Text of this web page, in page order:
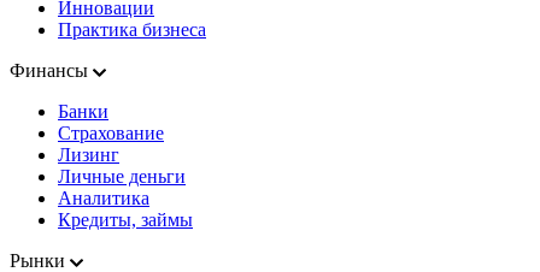
Инновации
Практика бизнеса
Финансы
Банки
Страхование
Лизинг
Личные деньги
Аналитика
Кредиты, займы
Рынки